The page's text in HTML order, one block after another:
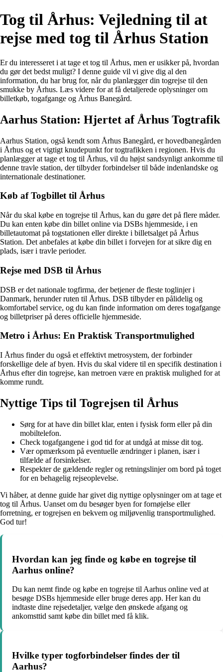
Tog til Århus: Vejledning til at
rejse med tog til Århus Station
Er du interesseret i at tage et tog til Århus, men er usikker på, hvordan
du gør det bedst muligt? I denne guide vil vi give dig al den
information, du har brug for, når du planlægger din togrejse til den
smukke by Århus. Læs videre for at få detaljerede oplysninger om
billetkøb, togafgange og Århus Banegård.
Aarhus Station: Hjertet af Århus Togtrafik
Aarhus Station, også kendt som Århus Banegård, er hovedbanegården
i Århus og et vigtigt knudepunkt for togtrafikken i regionen. Hvis du
planlægger at tage et tog til Århus, vil du højst sandsynligt ankomme til
denne travle station, der tilbyder forbindelser til både indenlandske og
internationale destinationer.
Køb af Togbillet til Århus
Når du skal købe en togrejse til Århus, kan du gøre det på flere måder.
Du kan enten købe din billet online via DSBs hjemmeside, i en
billetautomat på togstationen eller direkte i billetsalget på Århus
Station. Det anbefales at købe din billet i forvejen for at sikre dig en
plads, især i travle perioder.
Rejse med DSB til Århus
DSB er det nationale togfirma, der betjener de fleste toglinjer i
Danmark, herunder ruten til Århus. DSB tilbyder en pålidelig og
komfortabel service, og du kan finde information om deres togafgange
og billetpriser på deres officielle hjemmeside.
Metro i Århus: En Praktisk Transportmulighed
I Århus finder du også et effektivt metrosystem, der forbinder
forskellige dele af byen. Hvis du skal videre til en specifik destination i
Århus efter din togrejse, kan metroen være en praktisk mulighed for at
komme rundt.
Nyttige Tips til Togrejsen til Århus
Sørg for at have din billet klar, enten i fysisk form eller på din
mobiltelefon.
Check togafgangene i god tid for at undgå at misse dit tog.
Vær opmærksom på eventuelle ændringer i planen, især i
tilfælde af forsinkelser.
Respekter de gældende regler og retningslinjer om bord på toget
for en behagelig rejseoplevelse.
Vi håber, at denne guide har givet dig nyttige oplysninger om at tage et
tog til Århus. Uanset om du besøger byen for fornøjelse eller
forretning, er togrejsen en bekvem og miljøvenlig transportmulighed.
God tur!
Hvordan kan jeg finde og købe en togrejse til
Aarhus online?
Du kan nemt finde og købe en togrejse til Aarhus online ved at
besøge DSBs hjemmeside eller bruge deres app. Her kan du
indtaste dine rejsedetaljer, vælge den ønskede afgang og
ankomsttid samt købe din billet med få klik.
Hvilke typer togforbindelser findes der til
Aarhus?